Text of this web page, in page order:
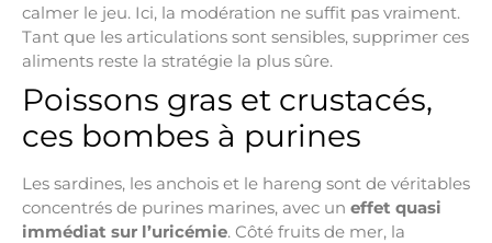
calmer le jeu. Ici, la modération ne suffit pas vraiment.
Tant que les articulations sont sensibles, supprimer ces
aliments reste la stratégie la plus sûre.
Poissons gras et crustacés,
ces bombes à purines
Les sardines, les anchois et le hareng sont de véritables
concentrés de purines marines, avec un effet quasi
immédiat sur l’uricémie. Côté fruits de mer, la